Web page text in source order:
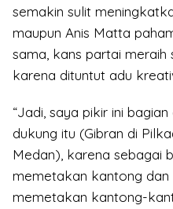
semakin sulit
maupun Anis Matta
sama, kans partai
karena dituntut adu
“Jadi, saya pikir ini
dukung itu (Gibran di
Medan), karena sebagai
memetakan kantong dan
memetakan kantong-